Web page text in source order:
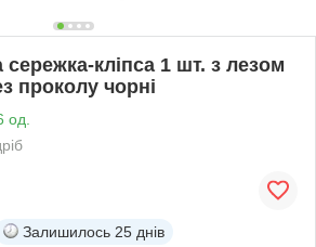
кліпса 1 шт. з лезом
проколу чорні
од.
Залишилось 25 днів